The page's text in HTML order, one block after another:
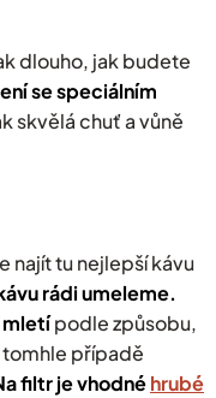
dlouho, jak budete
se speciálním
skvělá chuť a vůně
najít tu nejlepší kávu
rádi umeleme.
podle způsobu,
případě
filtr je vhodnéhrubé